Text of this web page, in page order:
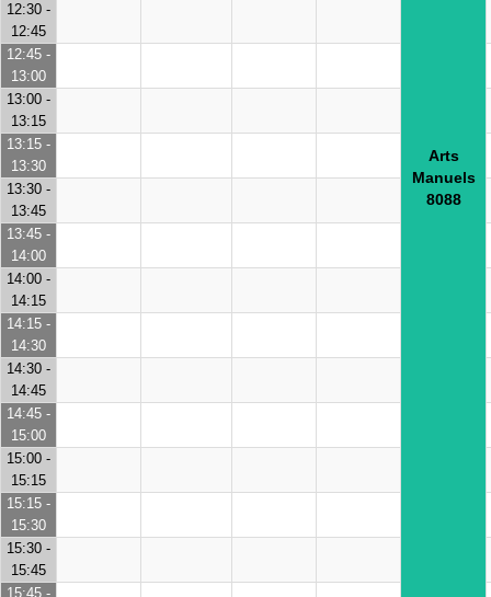
Arts
Manuels
8088
12:30 -
12:45
12:45 -
13:00
13:00 -
13:15
13:15 -
13:30
13:30 -
13:45
13:45 -
14:00
14:00 -
14:15
14:15 -
14:30
14:30 -
14:45
14:45 -
15:00
15:00 -
15:15
15:15 -
15:30
15:30 -
15:45
15:45 -